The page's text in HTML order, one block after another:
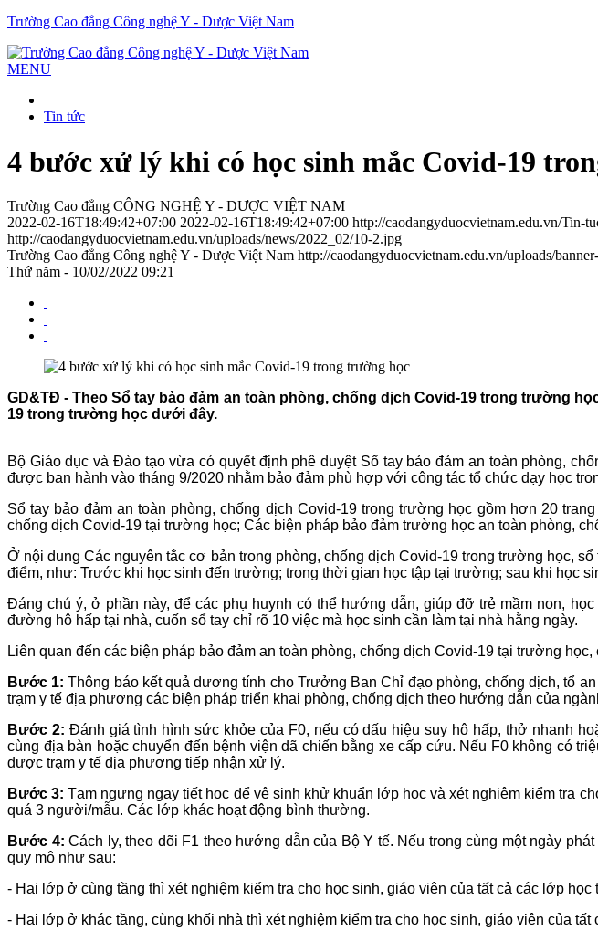
Trường Cao đẳng Công nghệ Y - Dược Việt Nam
MENU
Tin tức
4 bước xử lý khi có học sinh mắc Covid-19
Trường Cao đẳng CÔNG NGHỆ Y - DƯỢC VIỆT NAM
2022-02-16T18:49:42+07:00 2022-02-16T18:49:42+07:00 http://caodangyduocvietnam.edu.vn/Tin-
http://caodangyduocvietnam.edu.vn/uploads/news/2022_02/10-2.jpg
Trường Cao đẳng Công nghệ Y - Dược Việt Nam http://caodangyduocvietnam.edu.vn/uploads/
Thứ năm - 10/02/2022 09:21
GD&TĐ - Theo Sổ tay bảo đảm an toàn phòng, chống dịch Covid-19 trong trường
19 trong trường học dưới đây.
Bộ Giáo dục và Đào tạo vừa có quyết định phê duyệt Sổ tay bảo đảm an toàn phòng,
được ban hành vào tháng 9/2020 nhằm bảo đảm phù hợp với công tác tổ chức dạy học
Sổ tay bảo đảm an toàn phòng, chống dịch Covid-19 trong trường học gồm hơn 20
chống dịch Covid-19 tại trường học; Các biện pháp bảo đảm trường học an toàn phòng,
Ở nội dung Các nguyên tắc cơ bản trong phòng, chống dịch Covid-19 trong trường học,
điểm, như: Trước khi học sinh đến trường; trong thời gian học tập tại trường; sau khi học
Đáng chú ý, ở phần này, để các phụ huynh có thể hướng dẫn, giúp đỡ trẻ mầm non,
đường hô hấp tại nhà, cuốn sổ tay chỉ rõ 10 việc mà học sinh cần làm tại nhà hằng ngày.
Liên quan đến các biện pháp bảo đảm an toàn phòng, chống dịch Covid-19 tại trường
Bước 1:Thông báo kết quả dương tính cho Trưởng Ban Chỉ đạo phòng, chống dịch, tổ
trạm y tế địa phương các biện pháp triển khai phòng, chống dịch theo hướng dẫn của
Bước 2: Đánh giá tình hình sức khỏe của F0, nếu có dấu hiệu suy hô hấp, thở nhanh
cùng địa bàn hoặc chuyển đến bệnh viện dã chiến bằng xe cấp cứu. Nếu F0 không có
được trạm y tế địa phương tiếp nhận xử lý.
Bước 3:Tạm ngưng ngay tiết học để vệ sinh khử khuẩn lớp học và xét nghiệm kiểm tra
quá 3 người/mẫu. Các lớp khác hoạt động bình thường.
Bước 4: Cách ly, theo dõi F1 theo hướng dẫn của Bộ Y tế. Nếu trong cùng một ngày
quy mô như sau:
- Hai lớp ở cùng tầng thì xét nghiệm kiểm tra cho học sinh, giáo viên của tất cả các lớp học
- Hai lớp ở khác tầng, cùng khối nhà thì xét nghiệm kiểm tra cho học sinh, giáo viên của